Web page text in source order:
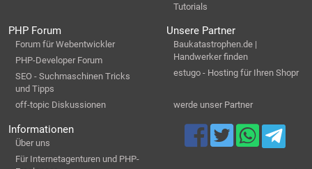
Tutorials
PHP Forum
Forum für Webentwickler
PHP-Developer Forum
SEO - Suchmaschinen Tricks
und Tipps
off-topic Diskussionen
Unsere Partner
Baukatastrophen.de |
Handwerker finden
estugo - Hosting für Ihren Shopr
werde unser Partner
Informationen
Über uns
Für Internetagenturen und PHP-